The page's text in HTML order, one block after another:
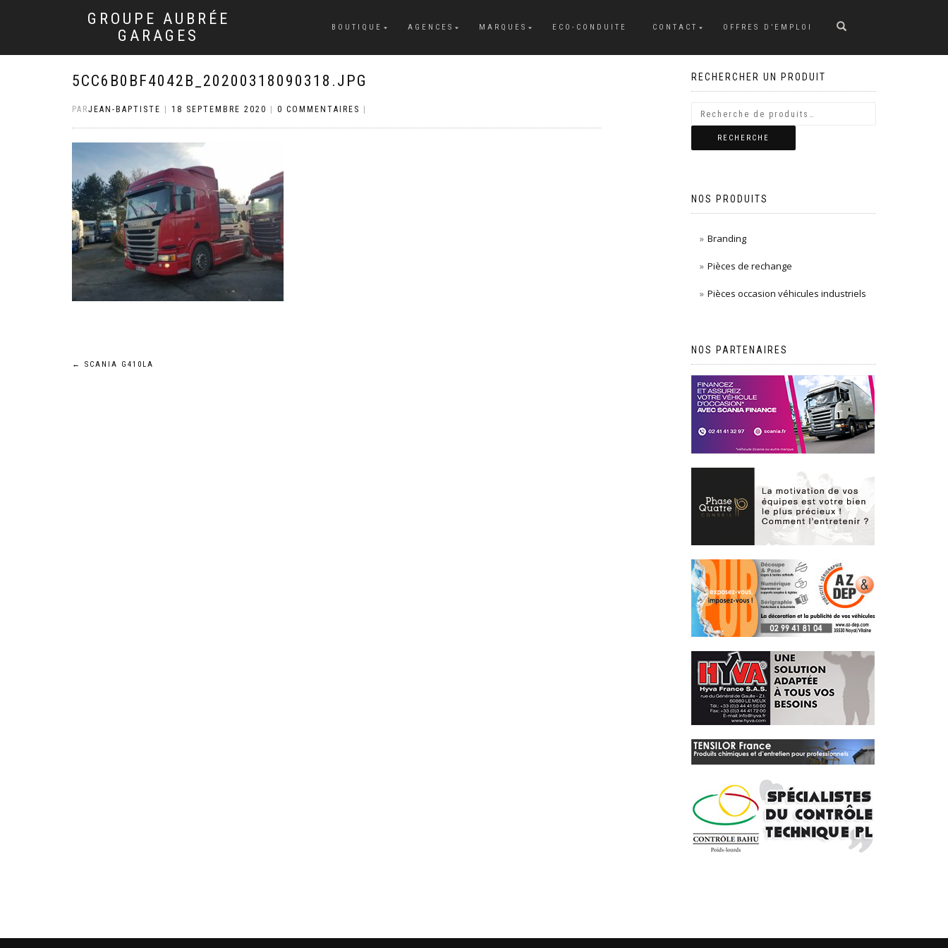
GROUPE AUBRÉE
GARAGES
BOUTIQUE AGENCES MARQUES ECO-CONDUITE CONTACT OFFRES D’EMPLOI
5CC6B0BF4042B_20200318090318.JPG
PARJEAN-BAPTISTE 18 SEPTEMBRE 2020 0 COMMENTAIRES
Navigation
← SCANIA G410LA
RECHERCHER UN PRODUIT
RECHERCHE
NOS PRODUITS
Branding
Pièces de rechange
Pièces occasion véhicules industriels
NOS PARTENAIRES